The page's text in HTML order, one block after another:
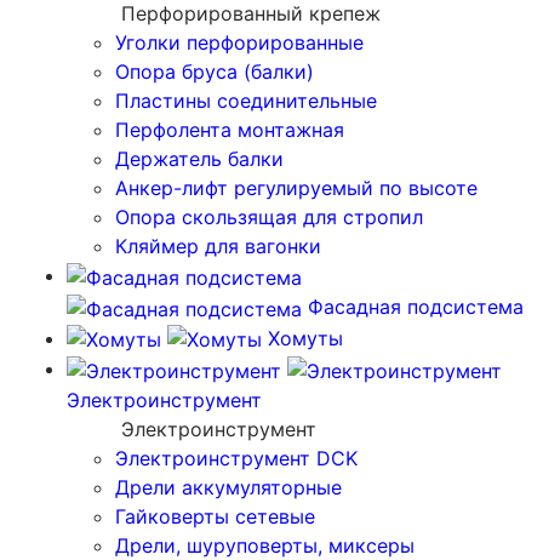
Перфорированный крепеж
Уголки перфорированные
Опора бруса (балки)
Пластины соединительные
Перфолента монтажная
Держатель балки
Анкер-лифт регулируемый по высоте
Опора скользящая для стропил
Кляймер для вагонки
Фасадная подсистема
Хомуты
Электроинструмент
Электроинструмент
Электроинструмент DCK
Дрели аккумуляторные
Гайковерты сетевые
Дрели, шуруповерты, миксеры